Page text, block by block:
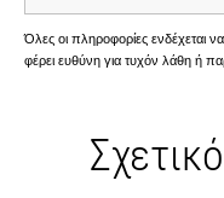
Όλες οι πληροφορίες ενδέχεται
φέρει ευθύνη για τυχόν λάθη ή